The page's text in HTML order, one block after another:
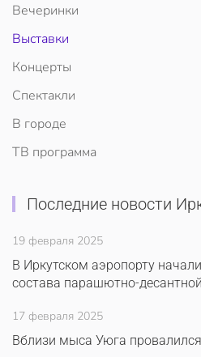
Вечеринки
Выставки
Концерты
Спектакли
В городе
ТВ программа
Последние новости
19 февраля 2025
В Иркутском аэропорту
состава парашютно-
17 февраля 2025
Вблизи мыса Уюга